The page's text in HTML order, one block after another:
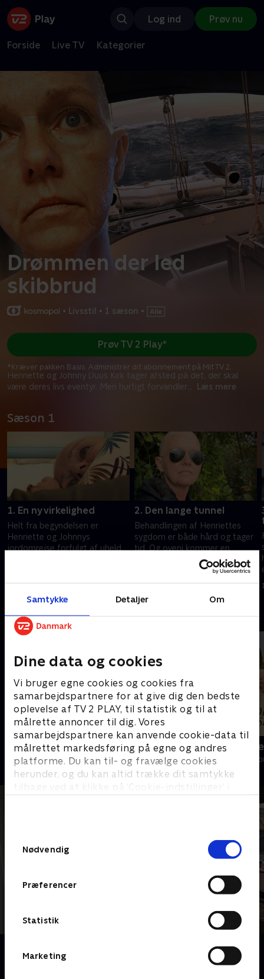
Samtykke Detaljer Om
Dine data og cookies
Vi bruger egne cookies og cookies fra
samarbejdspartnere for at give dig den bedste
oplevelse af TV 2 PLAY, til statistik og til at
målrette annoncer til dig. Vores
samarbejdspartnere kan anvende cookie-data til
målrettet markedsføring på egne og andres
platforme. Du kan til- og fravælge cookies
herunder, og du kan altid trække dit samtykke
tilbage ved at klikke på ’Cookie-indstillinger’ i
Nødvendig
Præferencer
Statistik
Marketing
Log ind Prøv nu
Forside Live TV Kategorier
Drømmen der led
skibbrud
• Livsstil • 1 sæson •
Henriette og Johnny Duus Kirk tager afsted på det, der skal
være deres livs eventyr. Men hurtigt forvandler... Læs mere
Prøv TV 2 Play*
*Kræver pakken Basis. Administrer dit abonnement på Mit TV 2.
Sæson 1
1. En ny virkelighed
Helt fra begyndelsen er
Henriette og Johnnys
jordomrejse forfulgt af uheld.
2. Den lange tunnel
Behandlingen af Henriettes
sygdom er både hård og tager
tid. Og oveni kommer en
nedslående besked.
15. september 2023 • 15 min
Andre så også
Hotel Savoy - femstjernet luksus
Livsstil • 2 sæsoner
Vi har købt
Livsstil • 3
Om Drømmen der led skibbrud
Henriette og Johnny Duus Kirk tager afsted på det,